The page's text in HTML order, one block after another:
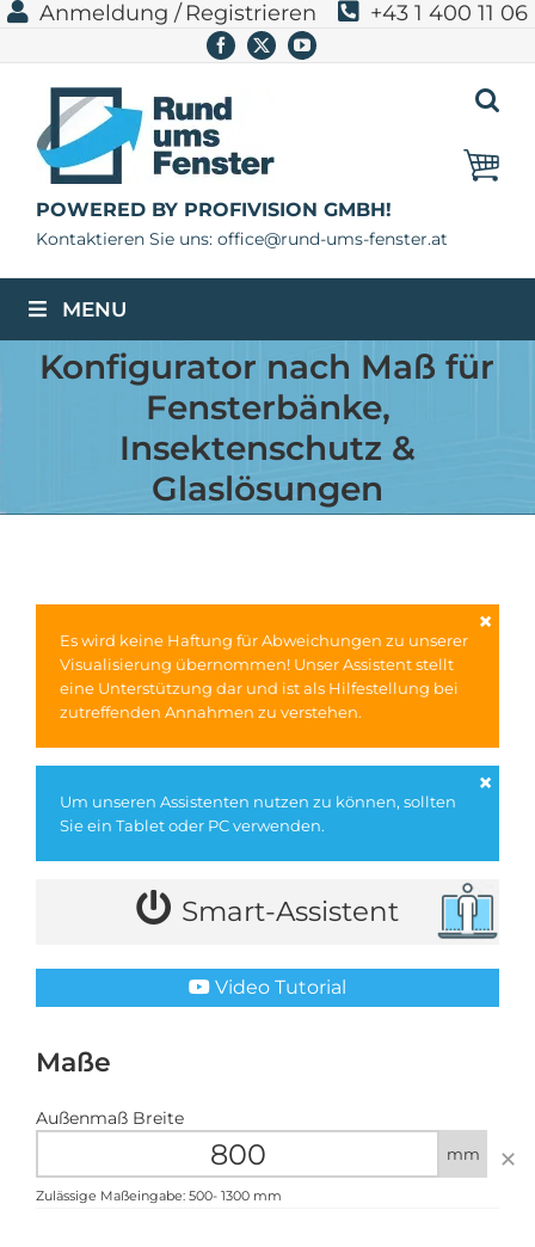
Zum
Anmeldung / Registrieren +43 1 400 11 06
Facebook
X YouTube
POWERED BY PROFIVISION GMBH!
Kontaktieren Sie uns: office@rund-ums-fenster.at
MENU
Konfigurator nach Maß für
Fensterbänke,
Insektenschutz &
Glaslösungen
×
Es wird keine Haftung für Abweichungen zu unserer
Visualisierung übernommen! Unser Assistent stellt
eine Unterstützung dar und ist als Hilfestellung bei
zutreffenden Annahmen zu verstehen.
×
Um unseren Assistenten nutzen zu können, sollten
Sie ein Tablet oder PC verwenden.
Smart-Assistent
Video Tutorial
Maße
Außenmaß Breite
mm
Zulässige Maßeingabe: 500- 1300 mm
✕